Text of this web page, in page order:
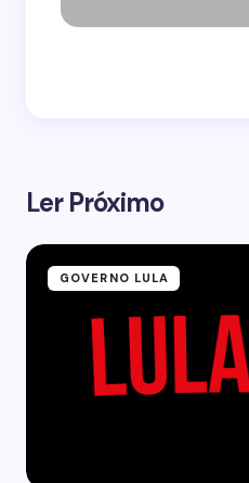
Ler Próximo
GOVERNO LULA